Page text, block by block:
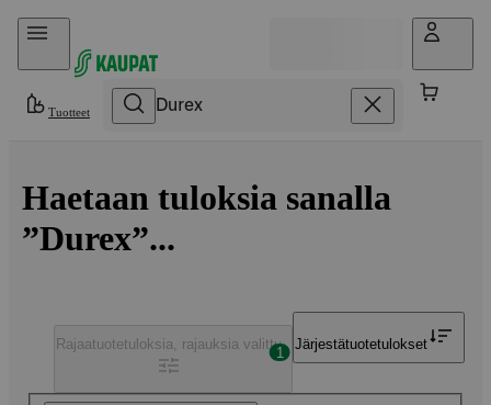
Hyppää sisältöön
Tuotteet
Haetaan tuloksia sanalla
”Durex”...
Rajaatuotetuloksia, rajauksia valittu
1
Järjestätuotetulokset